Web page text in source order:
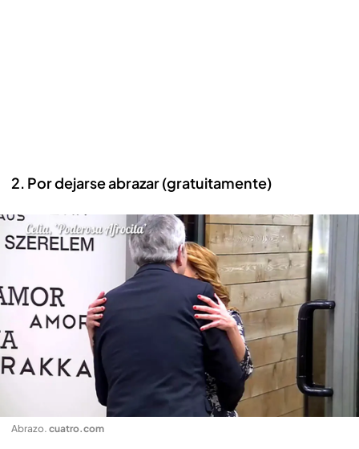
2. Por dejarse abrazar (gratuitamente)
Abrazo. cuatro.com